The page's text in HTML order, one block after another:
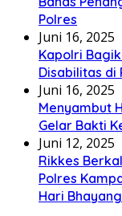
Polres
Juni 16, 2025
Kapolri
Disabilitas di
Juni 16, 2025
Menyambut
Gelar Bakti
Juni 12, 2025
Rikkes
Polres
Hari